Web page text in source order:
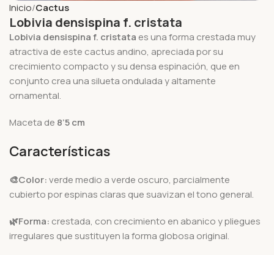
Inicio Cactus
Lobivia densispina f. cristata
Lobivia densispina f. cristata es una forma crestada muy
atractiva de este cactus andino, apreciada por su
crecimiento compacto y su densa espinación, que en
conjunto crea una silueta ondulada y altamente
ornamental.
Maceta de 8’5 cm
Características
🎨Color:verde medio a verde oscuro, parcialmente
cubierto por espinas claras que suavizan el tono general.
🌿Forma: crestada, con crecimiento en abanico y pliegues
irregulares que sustituyen la forma globosa original.